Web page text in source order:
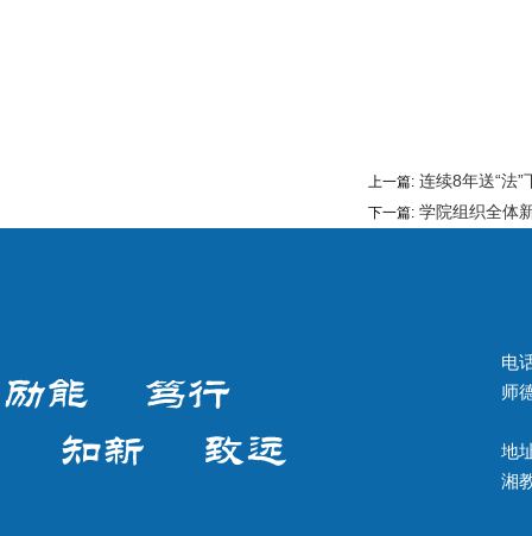
上一篇: 连续8年送“法
下一篇: 学院组织全体
电
师
地
湘